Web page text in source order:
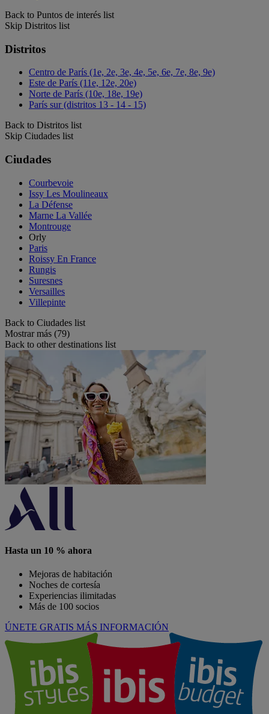
Back to Puntos de interés list
Skip Distritos list
Distritos
Centro de París (1e, 2e, 3e, 4e, 5e, 6e, 7e, 8e, 9e)
Este de París (11e, 12e, 20e)
Norte de París (10e, 18e, 19e)
París sur (distritos 13 - 14 - 15)
Back to Distritos list
Skip Ciudades list
Ciudades
Courbevoie
Issy Les Moulineaux
La Défense
Marne La Vallée
Montrouge
Orly
Paris
Roissy En France
Rungis
Suresnes
Versailles
Villepinte
Back to Ciudades list
Mostrar más (79)
Back to other destinations list
Hasta un 10 % ahora
Mejoras de habitación
Noches de cortesía
Experiencias ilimitadas
Más de 100 socios
ÚNETE GRATIS MÁS INFORMACIÓN